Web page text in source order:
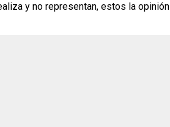
y no representan, estos la opinión